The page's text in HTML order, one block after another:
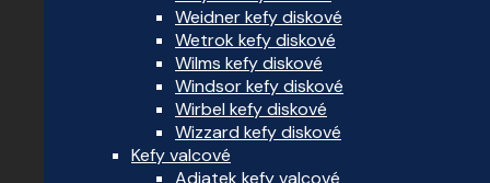
Weidner kefy diskové
Wetrok kefy diskové
Wilms kefy diskové
Windsor kefy diskové
Wirbel kefy diskové
Wizzard kefy diskové
Kefy valcové
Adiatek kefy valcové